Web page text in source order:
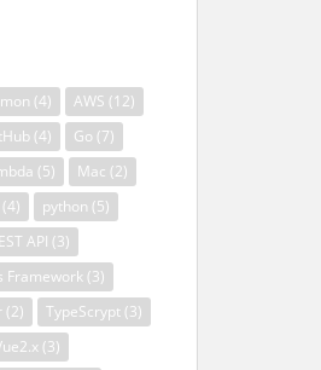
(4) AWS (12)
(4) Go (7)
(5) Mac (2)
(4) python (5)
API (3)
Framework (3)
(2) TypeScrypt (3)
(3)